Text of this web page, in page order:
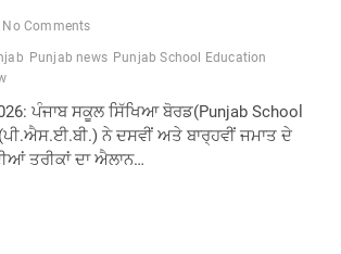
No Comments
Punjab news Punjab School Education
ਪੰਜਾਬ ਸਕੂਲ ਸਿੱਖਿਆ ਬੋਰਡ(Punjab School
ਨੇ ਦਸਵੀਂ ਅਤੇ ਬਾਰ੍ਹਵੀਂ ਜਮਾਤ ਦੇ
ਤਰੀਕਾਂ ਦਾ ਐਲਾਨ…